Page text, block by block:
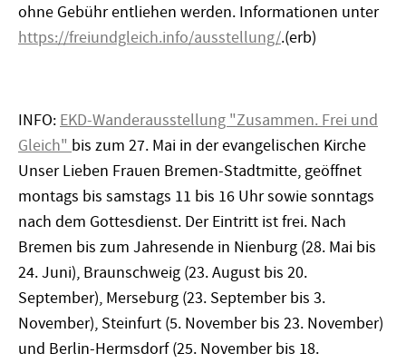
ohne Gebühr entliehen werden. Informationen unter
https://freiundgleich.info/ausstellung/.(erb)
INFO: EKD-Wanderausstellung "Zusammen. Frei und
Gleich" bis zum 27. Mai in der evangelischen Kirche
Unser Lieben Frauen Bremen-Stadtmitte, geöffnet
montags bis samstags 11 bis 16 Uhr sowie sonntags
nach dem Gottesdienst. Der Eintritt ist frei. Nach
Bremen bis zum Jahresende in Nienburg (28. Mai bis
24. Juni), Braunschweig (23. August bis 20.
September), Merseburg (23. September bis 3.
November), Steinfurt (5. November bis 23. November)
und Berlin-Hermsdorf (25. November bis 18.